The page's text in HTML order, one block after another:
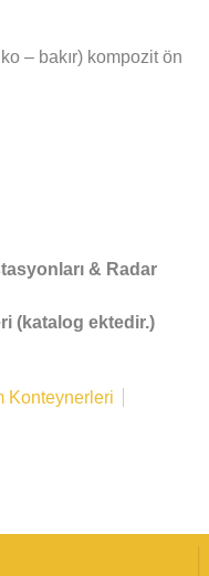
– bakır) kompozit ön
& Radar
(katalog ektedir.)
Konteynerleri